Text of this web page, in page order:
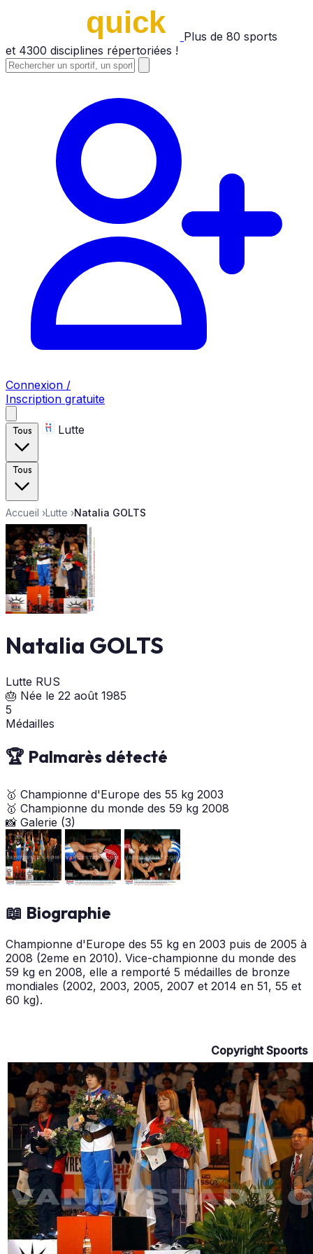
Plus de 80 sports
et 4300 disciplines répertoriées !
Connexion /
Inscription gratuite
Tous Lutte
Tous
Accueil ›Lutte ›Natalia GOLTS
Natalia GOLTS
Lutte RUS
🎂 Née le 22 août 1985
5
Médailles
🏆 Palmarès détecté
🥇 Championne d'Europe des 55 kg 2003
🥇 Championne du monde des 59 kg 2008
📸 Galerie (3)
📖 Biographie
Championne d'Europe des 55 kg en 2003 puis de 2005 à
2008 (2eme en 2010). Vice-championne du monde des
59 kg en 2008, elle a remporté 5 médailles de bronze
mondiales (2002, 2003, 2005, 2007 et 2014 en 51, 55 et
60 kg).
Copyright Spoorts